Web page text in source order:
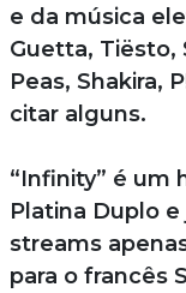
e da música
Guetta, Tiësto,
Peas, Shakira,
citar alguns.
“Infinity” é um
Platina Duplo
streams
para o francês